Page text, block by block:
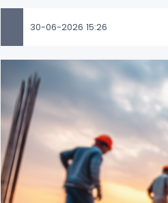
30-06-2026 15:26